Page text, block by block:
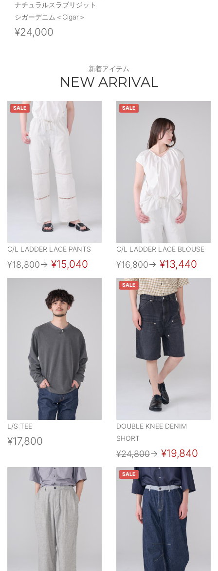
ナチュラルスラブリジット
シガーデニム＜Cigar＞
¥24,000
新着アイテム
NEW ARRIVAL
SALE
C/L LADDER LACE PANTS
¥18,800→ ¥15,040
SALE
C/L LADDER LACE BLOUSE
¥16,800→ ¥13,440
L/S TEE
¥17,800
SALE
DOUBLE KNEE DENIM
SHORT
¥24,800→ ¥19,840
SALE